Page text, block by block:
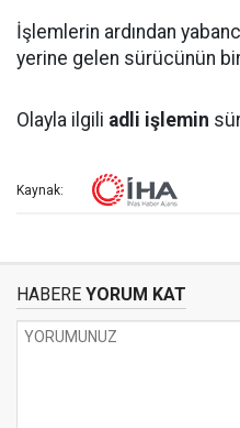
İşlemlerin ardından
yerine gelen sürücünün
Olayla ilgili adli işlemin
Kaynak:
HABERE YORUM KAT